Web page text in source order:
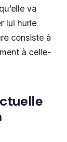
va
lui hurle
consiste à
à celle-